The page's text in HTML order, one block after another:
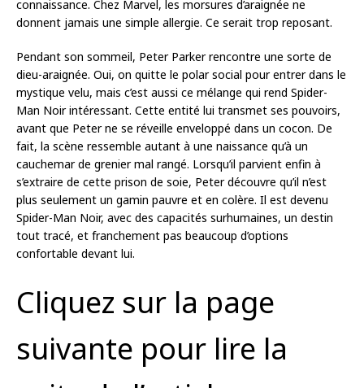
connaissance. Chez Marvel, les morsures d’araignée ne
donnent jamais une simple allergie. Ce serait trop reposant.
Pendant son sommeil, Peter Parker rencontre une sorte de
dieu-araignée. Oui, on quitte le polar social pour entrer dans le
mystique velu, mais c’est aussi ce mélange qui rend Spider-
Man Noir intéressant. Cette entité lui transmet ses pouvoirs,
avant que Peter ne se réveille enveloppé dans un cocon. De
fait, la scène ressemble autant à une naissance qu’à un
cauchemar de grenier mal rangé. Lorsqu’il parvient enfin à
s’extraire de cette prison de soie, Peter découvre qu’il n’est
plus seulement un gamin pauvre et en colère. Il est devenu
Spider-Man Noir, avec des capacités surhumaines, un destin
tout tracé, et franchement pas beaucoup d’options
confortable devant lui.
Cliquez sur la page
suivante pour lire la